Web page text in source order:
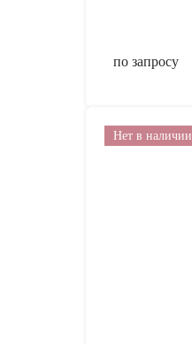
по запросу
Нет в наличии